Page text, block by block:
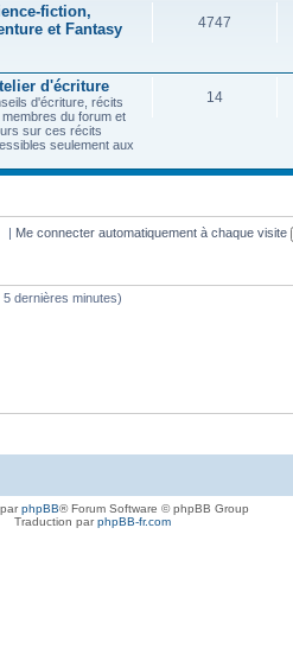
fiction,
et Fantasy
4747
d'écriture
d'écriture, récits
du forum et
sur ces récits
seulement aux
14
| Me connecter automatiquement à chaque visite
5 dernières minutes)
phpBB® Forum Software © phpBB Group
Traduction parphpBB-fr.com